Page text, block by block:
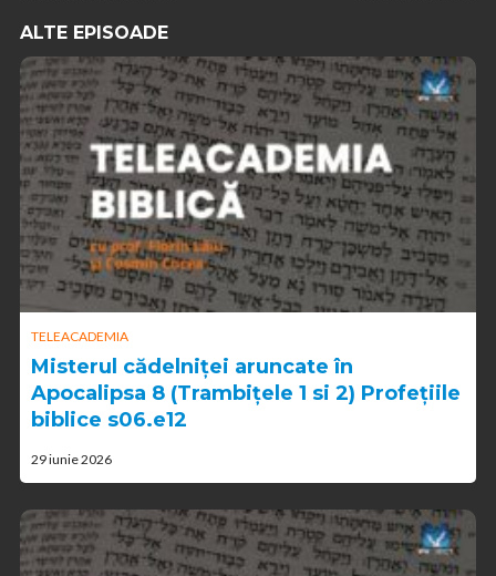
ALTE EPISOADE
TELEACADEMIA
Misterul cădelniței aruncate în
Apocalipsa 8 (Trambițele 1 si 2) Profețiile
biblice s06.e12
29 iunie 2026